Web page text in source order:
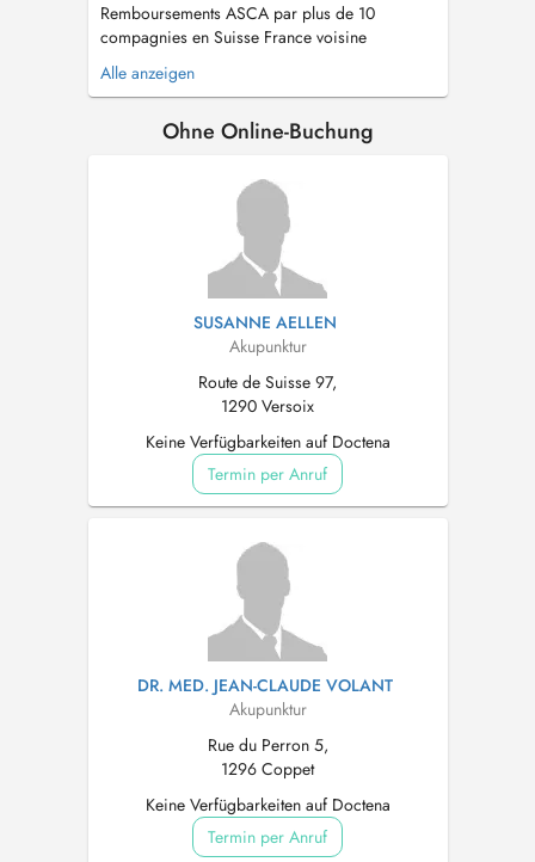
Remboursements ASCA par plus de 10
compagnies en Suisse France voisine
remboursements par certains mutuelles santé
Réception à Prévessins moens et Meyrin : pour
médicaux je préfère regrouper mes rendez
Alle anzeigen
Ohne Online-Buchung
SUSANNE AELLEN
Akupunktur
Route de Suisse 97,
1290 Versoix
Keine Verfügbarkeiten auf Doctena
Termin per Anruf
DR. MED. JEAN-CLAUDE VOLANT
Akupunktur
Rue du Perron 5,
1296 Coppet
Keine Verfügbarkeiten auf Doctena
Termin per Anruf